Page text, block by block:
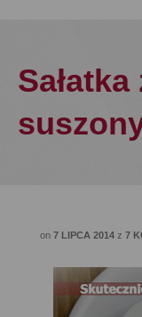
on 7 LIPCA 2014 z 7